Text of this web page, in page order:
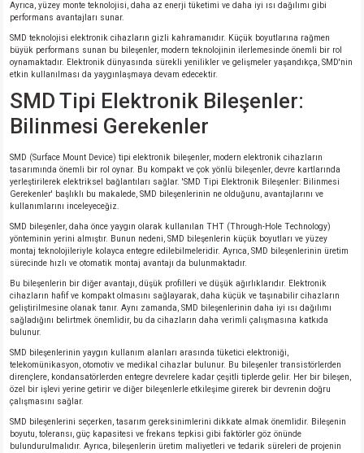
Ayrıca, yüzey monte teknolojisi, daha az enerji tüketimi ve daha iyi ısı dağılımı gibi
performans avantajları sunar.
SMD teknolojisi elektronik cihazların gizli kahramanıdır. Küçük boyutlarına rağmen
büyük performans sunan bu bileşenler, modern teknolojinin ilerlemesinde önemli bir rol
oynamaktadır. Elektronik dünyasında sürekli yenilikler ve gelişmeler yaşandıkça, SMD'nin
etkin kullanılması da yaygınlaşmaya devam edecektir.
SMD Tipi Elektronik Bileşenler:
Bilinmesi Gerekenler
SMD (Surface Mount Device) tipi elektronik bileşenler, modern elektronik cihazların
tasarımında önemli bir rol oynar. Bu kompakt ve çok yönlü bileşenler, devre kartlarında
yerleştirilerek elektriksel bağlantıları sağlar. 'SMD Tipi Elektronik Bileşenler: Bilinmesi
Gerekenler' başlıklı bu makalede, SMD bileşenlerinin ne olduğunu, avantajlarını ve
kullanımlarını inceleyeceğiz.
SMD bileşenler, daha önce yaygın olarak kullanılan THT (Through-Hole Technology)
yönteminin yerini almıştır. Bunun nedeni, SMD bileşenlerin küçük boyutları ve yüzey
montaj teknolojileriyle kolayca entegre edilebilmeleridir. Ayrıca, SMD bileşenlerinin üretim
sürecinde hızlı ve otomatik montaj avantajı da bulunmaktadır.
Bu bileşenlerin bir diğer avantajı, düşük profilleri ve düşük ağırlıklarıdır. Elektronik
cihazların hafif ve kompakt olmasını sağlayarak, daha küçük ve taşınabilir cihazların
geliştirilmesine olanak tanır. Aynı zamanda, SMD bileşenlerinin daha iyi ısı dağılımı
sağladığını belirtmek önemlidir, bu da cihazların daha verimli çalışmasına katkıda
bulunur.
SMD bileşenlerinin yaygın kullanım alanları arasında tüketici elektroniği,
telekomünikasyon, otomotiv ve medikal cihazlar bulunur. Bu bileşenler transistörlerden
dirençlere, kondansatörlerden entegre devrelere kadar çeşitli tiplerde gelir. Her bir bileşen,
özel bir işlevi yerine getirir ve diğer bileşenlerle etkileşime girerek bir devrenin doğru
çalışmasını sağlar.
SMD bileşenlerini seçerken, tasarım gereksinimlerini dikkate almak önemlidir. Bileşenin
boyutu, toleransı, güç kapasitesi ve frekans tepkisi gibi faktörler göz önünde
bulundurulmalıdır. Ayrıca, bileşenlerin üretim maliyetleri ve tedarik süreleri de projenin